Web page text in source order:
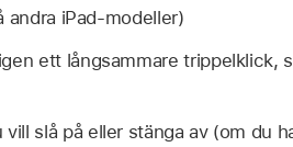
andra iPad-modeller)
ett långsammare trippelklick,
slå på eller stänga av (om du